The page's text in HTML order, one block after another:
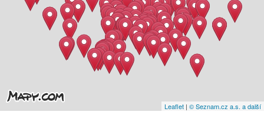
Leaflet | © Seznam.cz a.s. a další